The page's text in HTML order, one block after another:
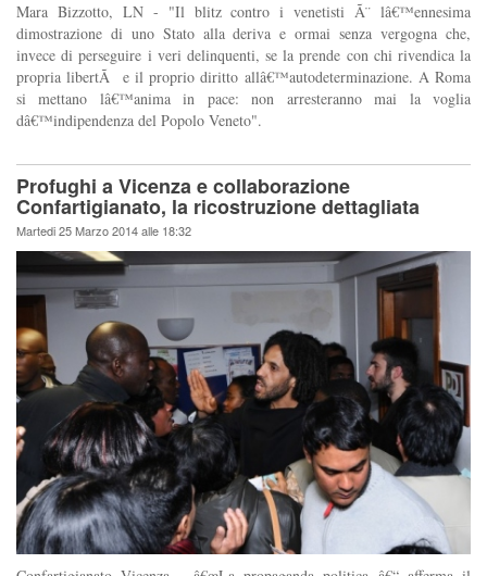
Mara Bizzotto, LN - "Il blitz contro i venetisti Ã¨ lâ€™ennesima
dimostrazione di uno Stato alla deriva e ormai senza vergogna che,
invece di perseguire i veri delinquenti, se la prende con chi rivendica la
propria libertÃ e il proprio diritto allâ€™autodeterminazione. A Roma
si mettano lâ€™anima in pace: non arresteranno mai la voglia
dâ€™indipendenza del Popolo Veneto".
Profughi a Vicenza e collaborazione
Confartigianato, la ricostruzione dettagliata
Martedi 25 Marzo 2014 alle 18:32